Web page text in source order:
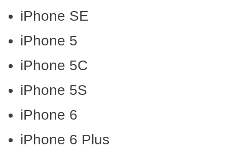
iPhone SE
iPhone 5
iPhone 5C
iPhone 5S
iPhone 6
iPhone 6 Plus